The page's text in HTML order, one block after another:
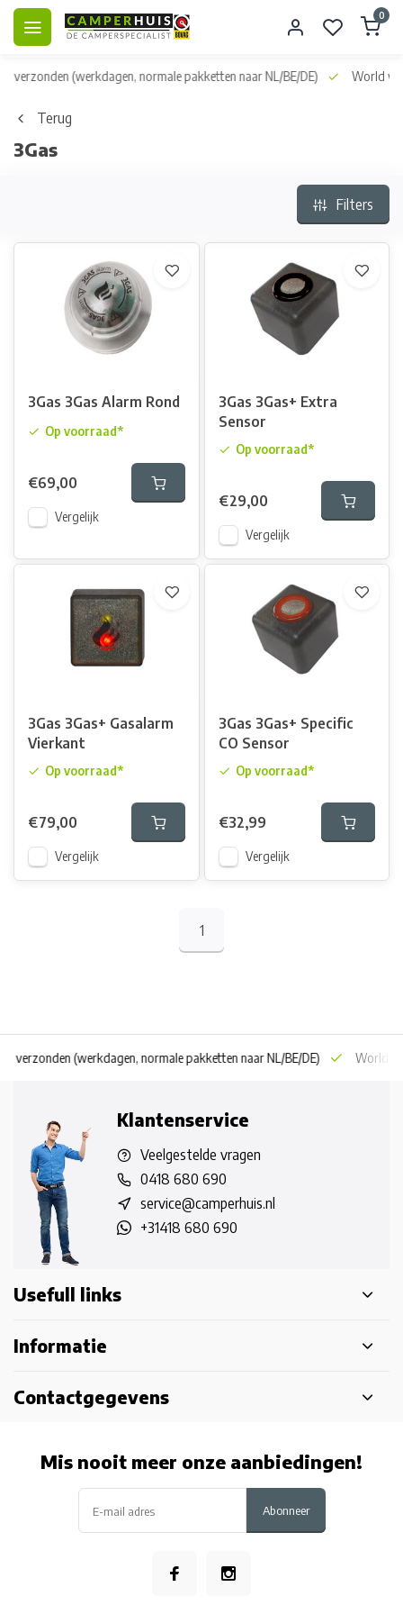
0
verzonden (werkdagen, normale pakketten naar NL/BE/DE) World
Terug
3Gas
Filters
3Gas 3Gas Alarm Rond
Op voorraad*
€69,00
Vergelijk
3Gas 3Gas+ Extra
Sensor
Op voorraad*
€29,00
Vergelijk
3Gas 3Gas+ Gasalarm
Vierkant
Op voorraad*
€79,00
Vergelijk
3Gas 3Gas+ Specific
CO Sensor
Op voorraad*
€32,99
Vergelijk
1
verzonden (werkdagen, normale pakketten naar NL/BE/DE) World
Klantenservice
Veelgestelde vragen
0418 680 690
service@camperhuis.nl
+31418 680 690
Usefull links
Informatie
Contactgegevens
Mis nooit meer onze aanbiedingen!
Abonneer